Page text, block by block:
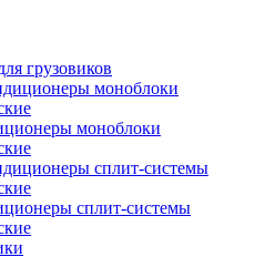
грузовиков
моноблоки
сплит-системы